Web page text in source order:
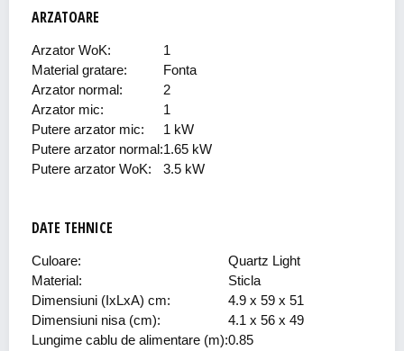
ARZATOARE
Arzator WoK:
1
Material gratare:
Fonta
Arzator normal:
2
Arzator mic:
1
Putere arzator mic:
1 kW
Putere arzator normal:1.65 kW
Putere arzator WoK:
3.5 kW
DATE TEHNICE
Culoare:
Quartz Light
Material:
Sticla
Dimensiuni (IxLxA) cm:
4.9 x 59 x 51
Dimensiuni nisa (cm):
4.1 x 56 x 49
Lungime cablu de alimentare (m):0.85